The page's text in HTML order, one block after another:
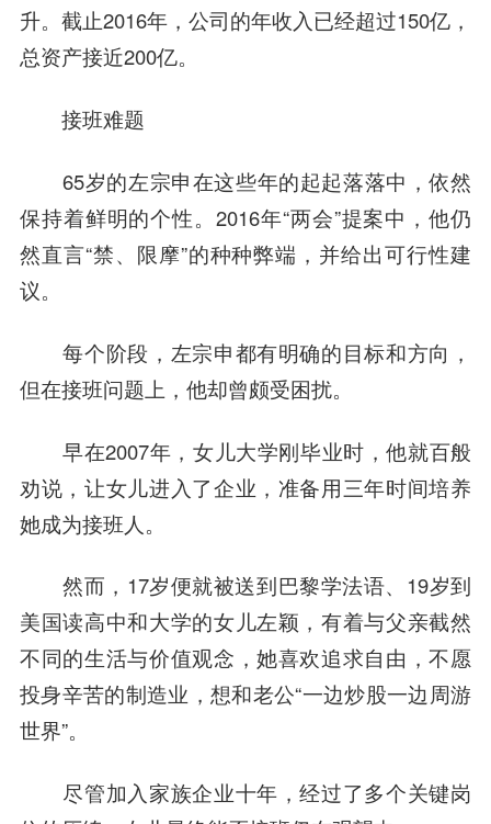
升。截止2016年，公司的年收入已经超过150亿，
总资产接近200亿。
接班难题
65岁的左宗申在这些年的起起落落中，依然
保持着鲜明的个性。2016年“两会”提案中，他仍
然直言“禁、限摩”的种种弊端，并给出可行性建
议。
每个阶段，左宗申都有明确的目标和方向，
但在接班问题上，他却曾颇受困扰。
早在2007年，女儿大学刚毕业时，他就百般
劝说，让女儿进入了企业，准备用三年时间培养
她成为接班人。
然而，17岁便就被送到巴黎学法语、19岁到
美国读高中和大学的女儿左颖，有着与父亲截然
不同的生活与价值观念，她喜欢追求自由，不愿
投身辛苦的制造业，想和老公“一边炒股一边周游
世界”。
尽管加入家族企业十年，经过了多个关键岗